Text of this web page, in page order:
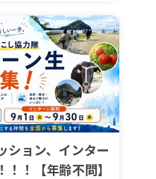
ション、インター
！【年齢不問】